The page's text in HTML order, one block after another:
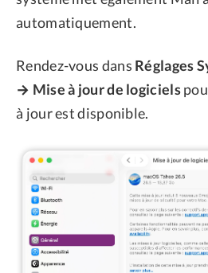
automatiquement.
Rendez-vous dans Réglages
→ Mise à jour de logiciels
à jour est disponible.